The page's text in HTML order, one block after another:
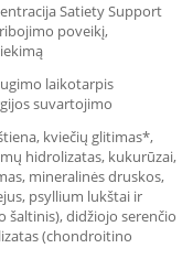
Satiety Support
poveikį,
laikotarpis
suvartojimo
kviečių glitimas*,
hidrolizatas, kukurūzai,
mineralinės druskos,
psyllium lukštai ir
šaltinis),didžiojo serenčio
(chondroitino